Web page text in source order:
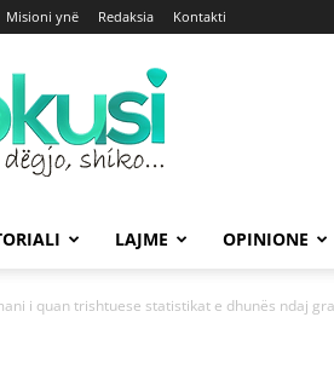
Misioni ynë Redaksia Kontakti
LAJME OPINIONE
i quan trishtuese statistikat e dhunës ndaj